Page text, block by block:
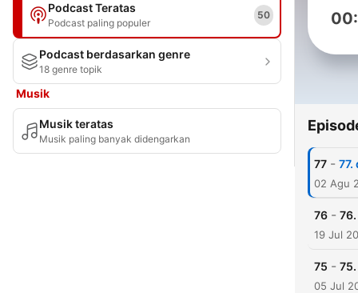
Podcast Teratas
Podcast paling populer
50
Podcast berdasarkan genre
18 genre topik
Musik
Musik teratas
Musik paling banyak didengarkan
77 - 77.
02 Agu
76 -
19 Jul
75 -
05 Jul